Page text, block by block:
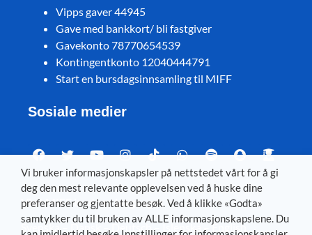
Vipps gaver 44945
Gave med bankkort/ bli fastgiver
Gavekonto 78770654539
Kontingentkonto 12040444791
Start en bursdagsinnsamling til MIFF
Sosiale medier
Visit MIFF in other languages
Svenska– Dansk–Deutsch–Íslenska–English
Vi bruker informasjonskapsler på nettstedet vårt for å gi
deg den mest relevante opplevelsen ved å huske dine
preferanser og gjentatte besøk. Ved å klikke «Godta»
samtykker du til bruken av ALLE informasjonskapslene. Du